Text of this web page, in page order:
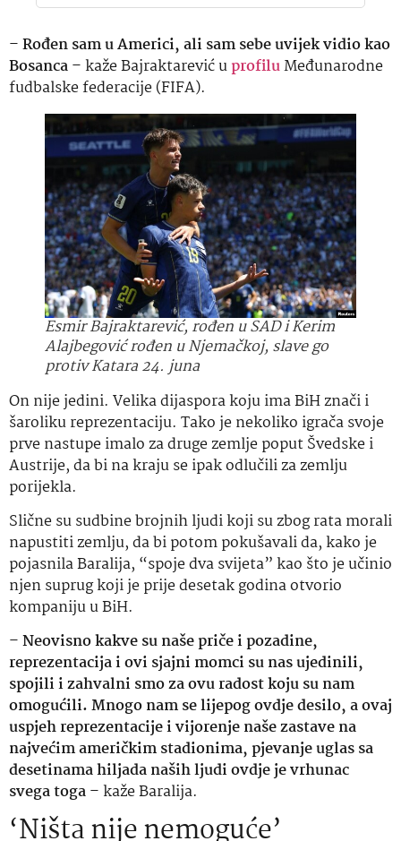
–Rođen sam u Americi, ali sam sebe uvijek vidio kao
Bosanca– kaže Bajraktarević uprofiluMeđunarodne
fudbalske federacije (FIFA).
Esmir Bajraktarević, rođen u SAD i Kerim
Alajbegović rođen u Njemačkoj, slave go
protiv Katara 24. juna
On nije jedini. Velika dijaspora koju ima BiH znači i
šaroliku reprezentaciju. Tako je nekoliko igrača svoje
prve nastupe imalo za druge zemlje poput Švedske i
Austrije, da bi na kraju se ipak odlučili za zemlju
porijekla.
Slične su sudbine brojnih ljudi koji su zbog rata morali
napustiti zemlju, da bi potom pokušavali da, kako je
pojasnila Baralija, “spoje dva svijeta” kao što je učinio
njen suprug koji je prije desetak godina otvorio
kompaniju u BiH.
–Neovisno kakve su naše priče i pozadine,
reprezentacija i ovi sjajni momci su nas ujedinili,
spojili i zahvalni smo za ovu radost koju su nam
omogućili. Mnogo nam se lijepog ovdje desilo, a ovaj
uspjeh reprezentacije i vijorenje naše zastave na
najvećim američkim stadionima, pjevanje uglas sa
desetinama hiljada naših ljudi ovdje je vrhunac
svega toga– kaže Baralija.
‘Ništa nije nemoguće’